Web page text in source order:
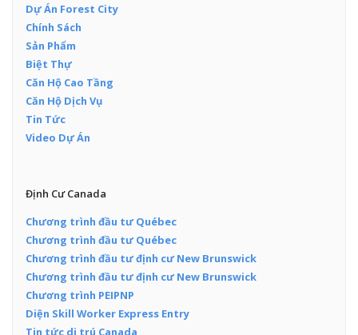
Dự Án Forest City
Chính Sách
Sản Phẩm
Biệt Thự
Căn Hộ Cao Tầng
Căn Hộ Dịch Vụ
Tin Tức
Video Dự Án
Định Cư Canada
Chương trình đầu tư Québec
Chương trình đầu tư Québec
Chương trình đầu tư định cư New Brunswick
Chương trình đầu tư định cư New Brunswick
Chương trình PEIPNP
Diện Skill Worker Express Entry
Tin tức di trú Canada